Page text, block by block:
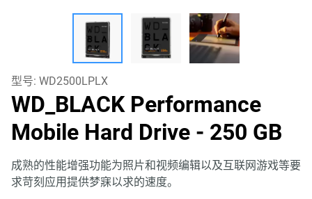
型号: WD2500LPLX
WD_BLACK Performance
Mobile Hard Drive - 250 GB
成熟的性能增强功能为照片和视频编辑以及互联网游戏等要
求苛刻应用提供梦寐以求的速度。